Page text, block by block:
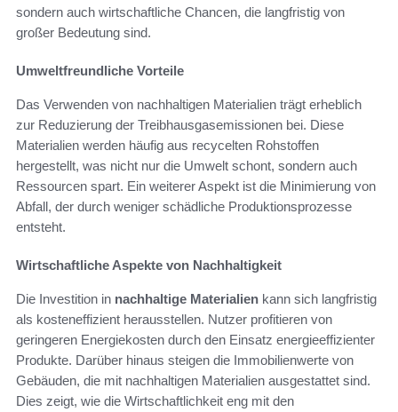
sondern auch wirtschaftliche Chancen, die langfristig von
großer Bedeutung sind.
Umweltfreundliche Vorteile
Das Verwenden von nachhaltigen Materialien trägt erheblich
zur Reduzierung der Treibhausgasemissionen bei. Diese
Materialien werden häufig aus recycelten Rohstoffen
hergestellt, was nicht nur die Umwelt schont, sondern auch
Ressourcen spart. Ein weiterer Aspekt ist die Minimierung von
Abfall, der durch weniger schädliche Produktionsprozesse
entsteht.
Wirtschaftliche Aspekte von Nachhaltigkeit
Die Investition in nachhaltige Materialien kann sich langfristig
als kosteneffizient herausstellen. Nutzer profitieren von
geringeren Energiekosten durch den Einsatz energieeffizienter
Produkte. Darüber hinaus steigen die Immobilienwerte von
Gebäuden, die mit nachhaltigen Materialien ausgestattet sind.
Dies zeigt, wie die Wirtschaftlichkeit eng mit den